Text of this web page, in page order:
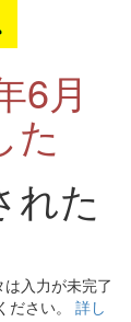
6月
た
れた
入力が未完了
さい。 詳し